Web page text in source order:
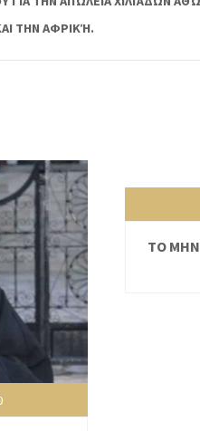
ΤΗΝ ΑΦΡΙΚΉ.
ΤΟ